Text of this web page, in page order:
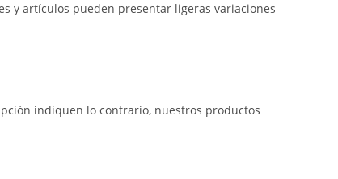
y artículos pueden presentar ligeras variaciones
indiquen lo contrario, nuestros productos